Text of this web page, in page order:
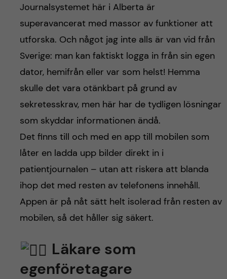
Journalsystemet här i Alberta är
superavancerat med massor av funktioner att
utforska. Och något jag inte alls är van vid från
Sverige: man kan faktiskt logga in från sin egen
dator, hemifrån eller var som helst! Hemma
skulle det vara otänkbart på grund av
sekretesskrav, men här har de tydligen lösningar
som skyddar informationen ändå.
Det finns till och med en app till mobilen som
låter en ladda upp bilder direkt in i
patientjournalen – utan att riskera att blanda
ihop det med resten av telefonens innehåll.
Appen är på nåt sätt helt isolerad från resten av
mobilen, så det håller sig säkert.
Läkare som
egenföretagare